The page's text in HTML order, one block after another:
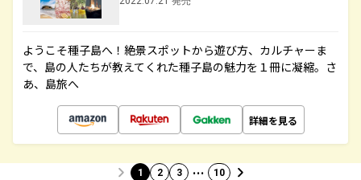
ようこそ種子島へ！絶景スポットから遊び方、カルチャーま
で、島の人たちが教えてくれた種子島の魅力を１冊に凝縮。さ
あ、島旅へ
詳細を見る
1 2 3 … 10